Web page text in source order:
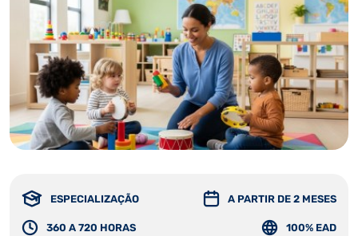
ESPECIALIZAÇÃO A PARTIR DE 2 MESES
360 A 720 HORAS 100% EAD